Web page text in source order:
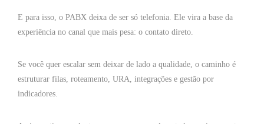
E para isso, o PABX deixa de ser só telefonia. Ele vira a base da
experiência no canal que mais pesa: o contato direto.
Se você quer escalar sem deixar de lado a qualidade, o caminho é
estruturar filas, roteamento, URA, integrações e gestão por
indicadores.